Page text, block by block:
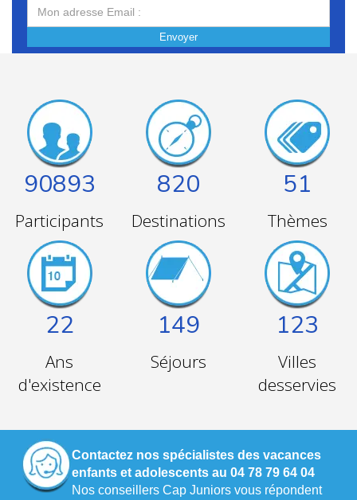
Envoyer
90893
Participants
820
Destinations
51
Thèmes
22
Ans
d'existence
149
Séjours
123
Villes
desservies
Contactez nos spécialistes des vacances
enfants et adolescents au 04 78 79 64 04
Nos conseillers Cap Juniors vous répondent